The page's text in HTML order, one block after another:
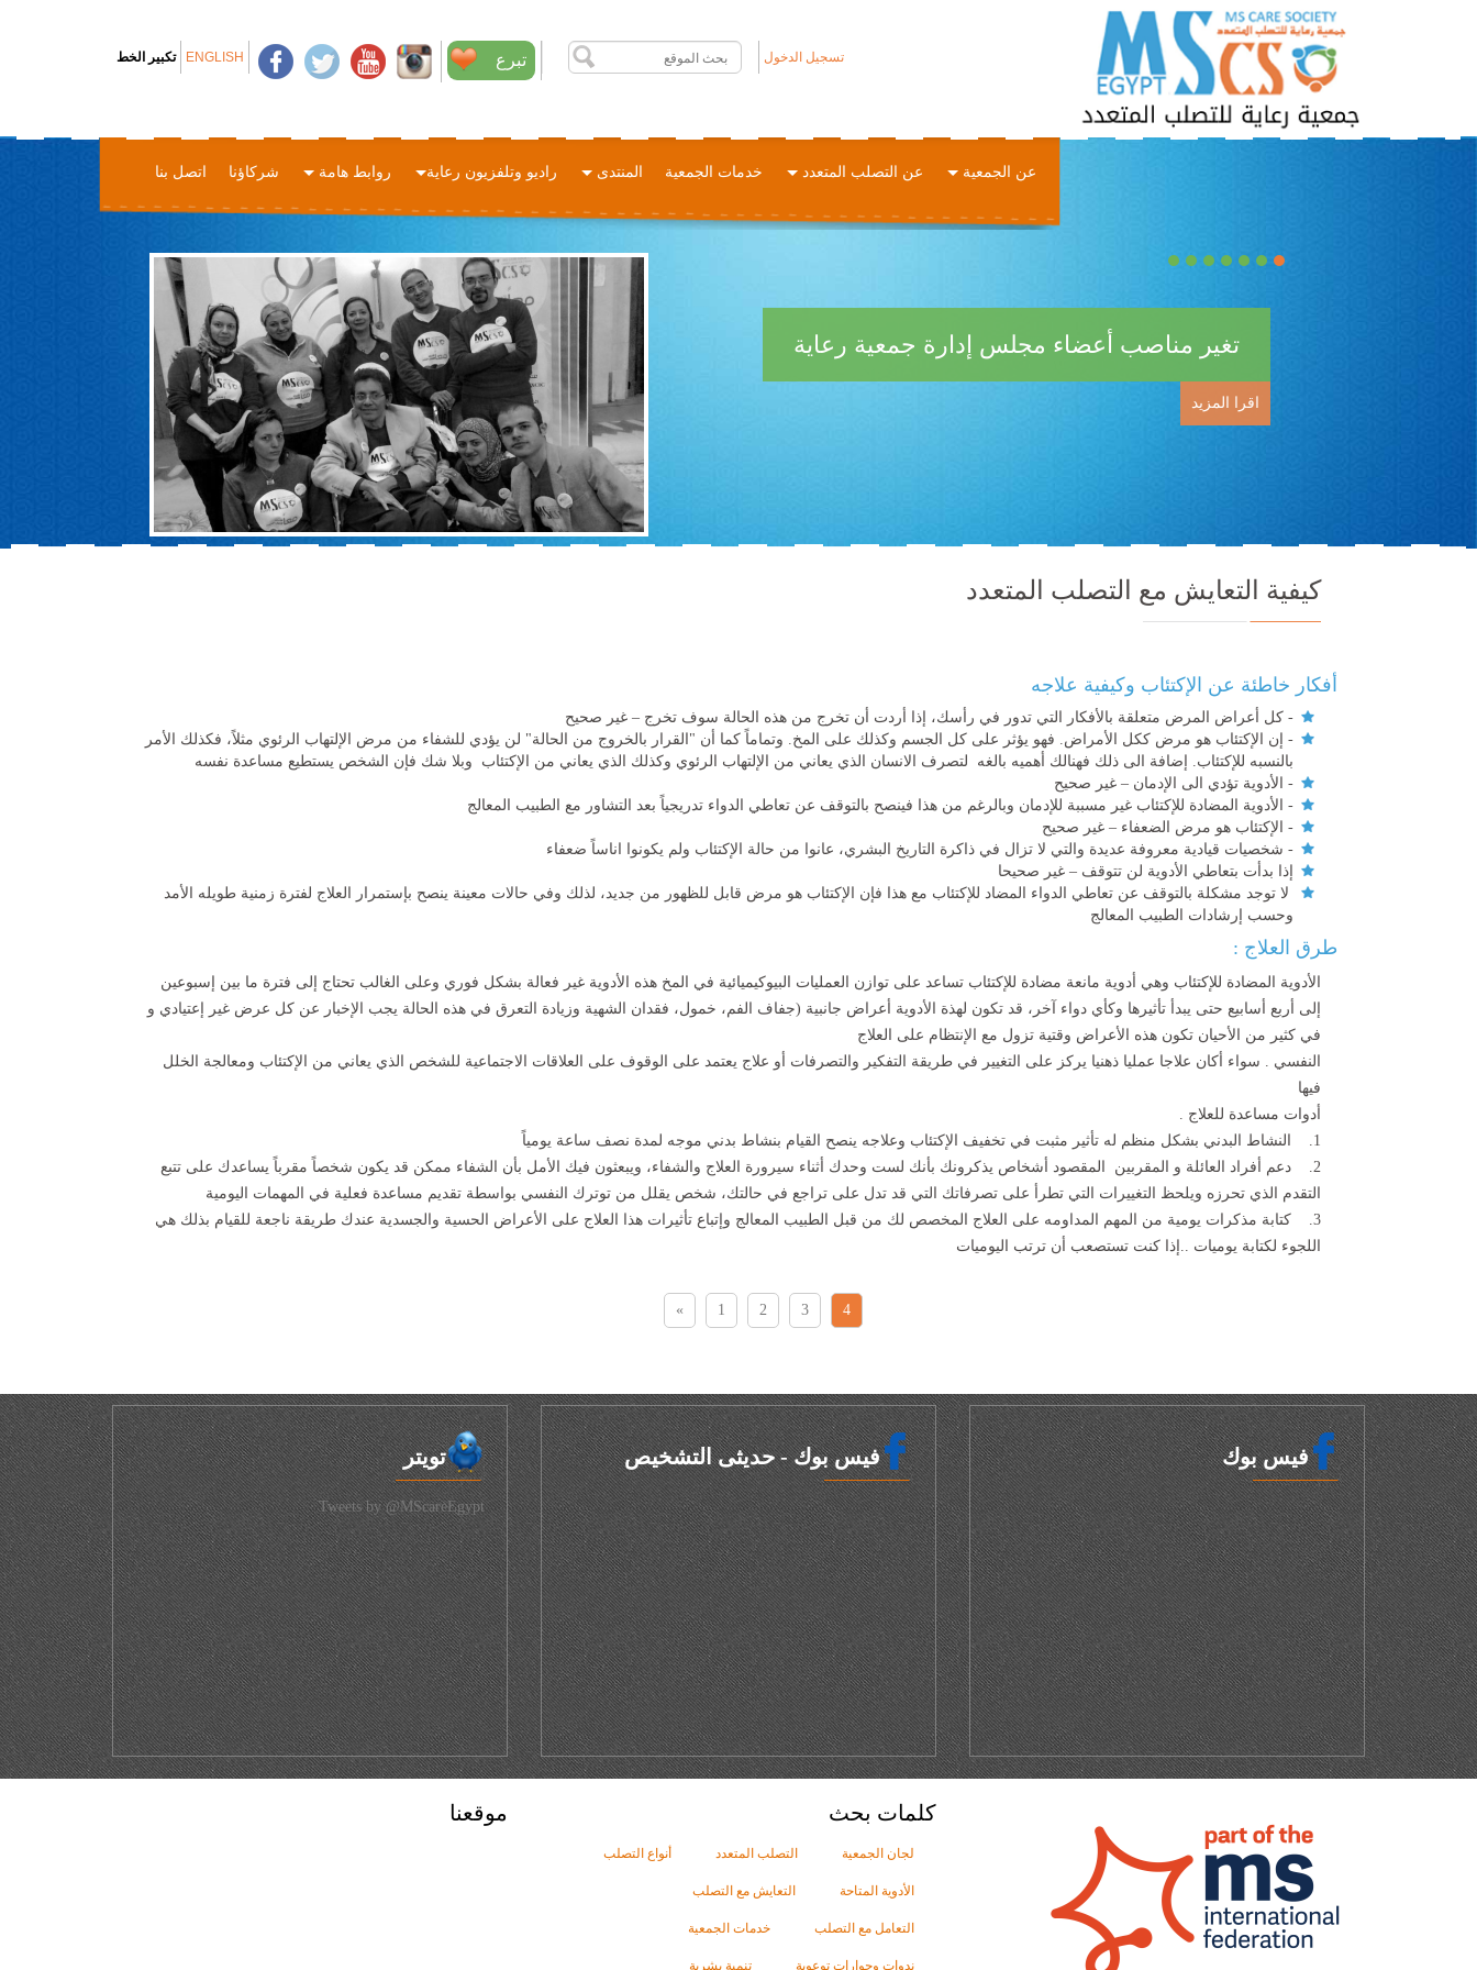
تسجيل الدخول تبرع ENGLISH تكبير الخط
عن الجمعية عن التصلب المتعدد خدمات الجمعية المنتدى راديو وتلفزيون رعاية روابط هامة شركاؤنا اتصل بنا
تغير مناصب أعضاء مجلس إدارة جمعية رعاية
اقرا المزيد
كيفية التعايش مع التصلب المتعدد
أفكار خاطئة عن الإكتئاب وكيفية علاجه
- كل أعراض المرض متعلقة بالأفكار التي تدور في رأسك، إذا أردت أن تخرج من هذه الحالة سوف تخرج – غير صحيح
- إن الإكتئاب هو مرض ككل الأمراض. فهو يؤثر على كل الجسم وكذلك على المخ. وتماماً كما أن "القرار بالخروج من الحالة" لن يؤدي للشفاء من مرض الإلتهاب الرئوي مثلاً، فكذلك الأمر
بالنسبه للإكتئاب. إضافة الى ذلك فهنالك أهميه بالغه لتصرف الانسان الذي يعاني من الإلتهاب الرئوي وكذلك الذي يعاني من الإكتئاب وبلا شك فإن الشخص يستطيع مساعدة نفسه
- الأدوية تؤدي الى الإدمان – غير صحيح
- الأدوية المضادة للإكتئاب غير مسببة للإدمان وبالرغم من هذا فينصح بالتوقف عن تعاطي الدواء تدريجياً بعد التشاور مع الطبيب المعالج
- الإكتئاب هو مرض الضعفاء – غير صحيح
- شخصيات قيادية معروفة عديدة والتي لا تزال في ذاكرة التاريخ البشري، عانوا من حالة الإكتئاب ولم يكونوا اناساً ضعفاء
إذا بدأت بتعاطي الأدوية لن تتوقف – غير صحيحا
لا توجد مشكلة بالتوقف عن تعاطي الدواء المضاد للإكتئاب مع هذا فإن الإكتئاب هو مرض قابل للظهور من جديد، لذلك وفي حالات معينة ينصح بإستمرار العلاج لفترة زمنية طويله الأمد
وحسب إرشادات الطبيب المعالج
طرق العلاج :
الأدوية المضادة للإكتئاب وهي أدوية مانعة مضادة للإكتئاب تساعد على توازن العمليات البيوكيميائية في المخ هذه الأدوية غير فعالة بشكل فوري وعلى الغالب تحتاج إلى فترة ما بين إسبوعين
إلى أربع أسابيع حتى يبدأ تأثيرها وكأي دواء آخر، قد تكون لهذة الأدوية أعراض جانبية (جفاف الفم، خمول، فقدان الشهية وزيادة التعرق في هذه الحالة يجب الإخبار عن كل عرض غير إعتيادي و
في كثير من الأحيان تكون هذه الأعراض وقتية تزول مع الإنتظام على العلاج
النفسي . سواء أكان علاجا عمليا ذهنيا يركز على التغيير في طريقة التفكير والتصرفات أو علاج يعتمد على الوقوف على العلاقات الاجتماعية للشخص الذي يعاني من الإكتئاب ومعالجة الخلل
فيها
أدوات مساعدة للعلاج .
1. النشاط البدني بشكل منظم له تأثير مثبت في تخفيف الإكتئاب وعلاجه ينصح القيام بنشاط بدني موجه لمدة نصف ساعة يومياً
2. دعم أفراد العائلة و المقربين المقصود أشخاص يذكرونك بأنك لست وحدك أثناء سيرورة العلاج والشفاء، ويبعثون فيك الأمل بأن الشفاء ممكن قد يكون شخصاً مقرباً يساعدك على تتبع
التقدم الذي تحرزه ويلحظ التغييرات التي تطرأ على تصرفاتك التي قد تدل على تراجع في حالتك، شخص يقلل من توترك النفسي بواسطة تقديم مساعدة فعلية في المهمات اليومية
3. كتابة مذكرات يومية من المهم المداومه على العلاج المخصص لك من قبل الطبيب المعالج وإتباع تأثيرات هذا العلاج على الأعراض الحسية والجسدية عندك طريقة ناجعة للقيام بذلك هي
اللجوء لكتابة يوميات ..إذا كنت تستصعب أن ترتب اليوميات
« 1 2 3 4
فيس بوك فيس بوك - حديثى التشخيص تويتر
Tweets by @MScareEgypt
كلمات بحث
لجان الجمعية التصلب المتعدد أنواع التصلب
الأدوية المتاحة التعايش مع التصلب
التعامل مع التصلب خدمات الجمعية
ندوات وحوارات توعوية تنمية بشرية
موقعنا